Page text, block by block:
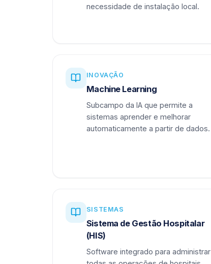
necessidade de instalação local.
INOVAÇÃO
Machine Learning
Subcampo da IA que permite a
sistemas aprender e melhorar
automaticamente a partir de dados.
SISTEMAS
Sistema de Gestão Hospitalar
(HIS)
Software integrado para administrar